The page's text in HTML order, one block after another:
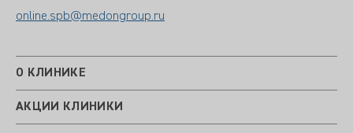
online.spb@medongroup.ru
О КЛИНИКЕ
АКЦИИ КЛИНИКИ